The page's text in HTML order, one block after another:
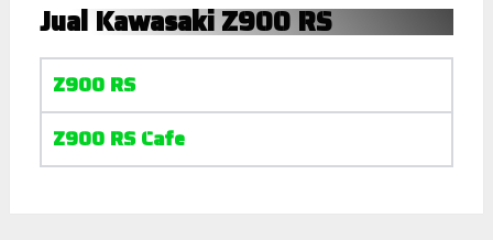
Jual Kawasaki Z900 RS
Z900 RS
Z900 RS Cafe